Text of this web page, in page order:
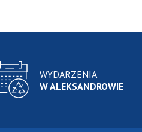
WYDARZENIA
W ALEKSANDROWIE